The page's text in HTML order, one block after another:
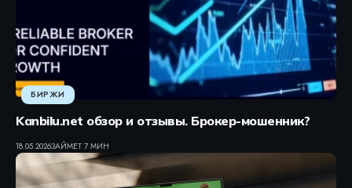
БИРЖИ
Kanbilu.net обзор и отзывы. Брокер-мошенник?
18.05.2026ЗАЙМЕТ 7 МИН